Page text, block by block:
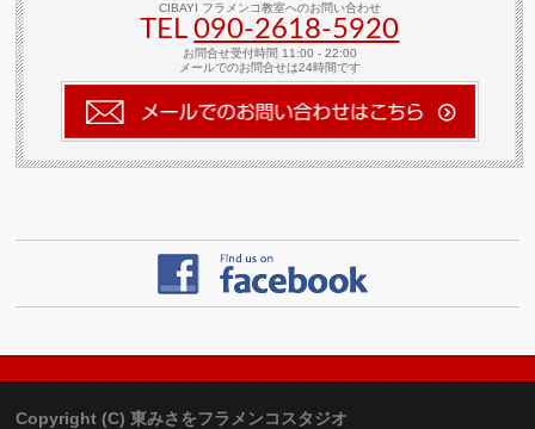
CIBAYI フラメンコ教室へのお問い合わせ
TEL090-2618‐5920
お問合せ受付時間 11:00 - 22:00
メールでのお問合せは24時間です
Copyright (C) 東みさをフラメンコスタジオ